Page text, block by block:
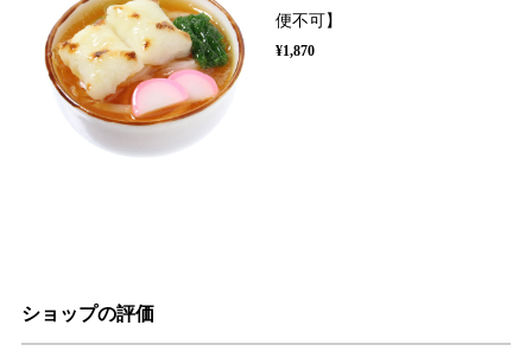
便不可】
¥1,870
ショップの評価